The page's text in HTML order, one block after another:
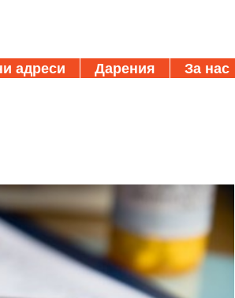
адреси Дарения За нас